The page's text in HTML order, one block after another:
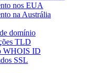
nos EUA
na Austrália
domínio
TLD
WHOIS ID
SSL